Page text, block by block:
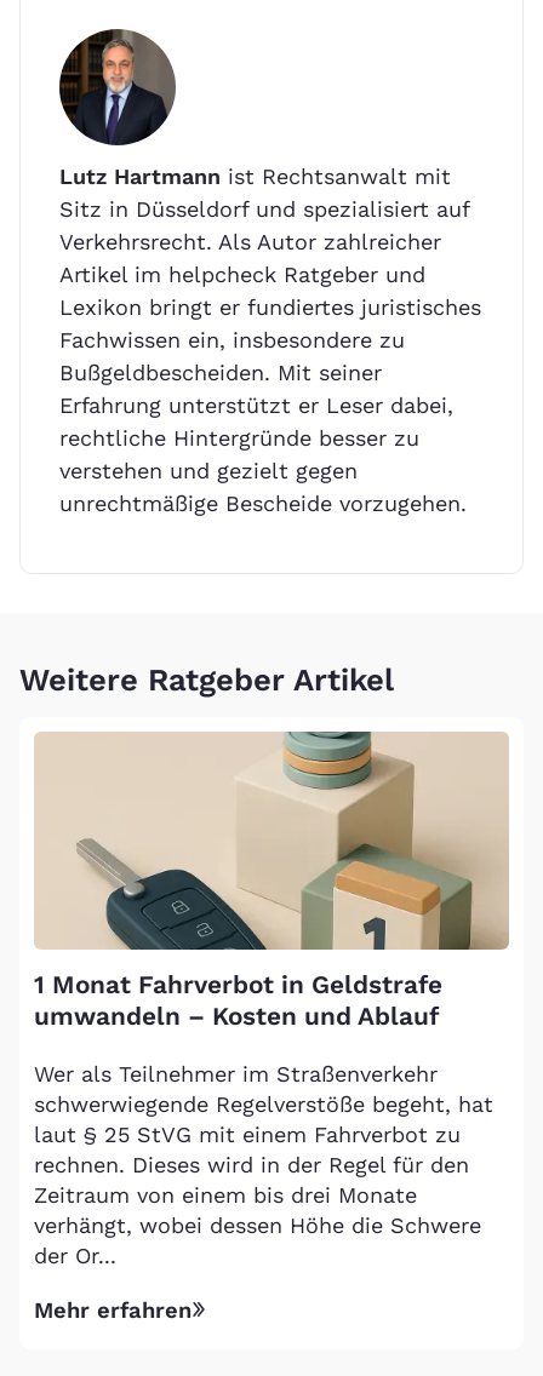
Lutz Hartmann ist Rechtsanwalt mit
Sitz in Düsseldorf und spezialisiert auf
Verkehrsrecht. Als Autor zahlreicher
Artikel im helpcheck Ratgeber und
Lexikon bringt er fundiertes juristisches
Fachwissen ein, insbesondere zu
Bußgeldbescheiden. Mit seiner
Erfahrung unterstützt er Leser dabei,
rechtliche Hintergründe besser zu
verstehen und gezielt gegen
unrechtmäßige Bescheide vorzugehen.
Weitere Ratgeber Artikel
1 Monat Fahrverbot in Geldstrafe
umwandeln – Kosten und Ablauf
Wer als Teilnehmer im Straßenverkehr
schwerwiegende Regelverstöße begeht, hat
laut § 25 StVG mit einem Fahrverbot zu
rechnen. Dieses wird in der Regel für den
Zeitraum von einem bis drei Monate
verhängt, wobei dessen Höhe die Schwere
der Or...
Mehr erfahren